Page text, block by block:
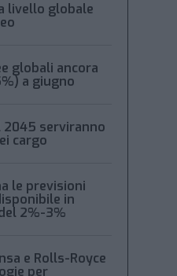
livello globale
globali ancora
a giugno
2045 serviranno
cargo
le previsioni
in
2%-3%
e Rolls-Royce
per